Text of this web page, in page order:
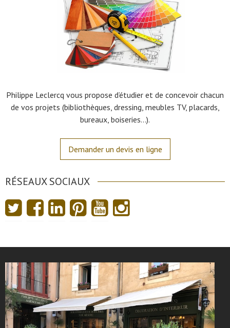
Philippe Leclercq vous propose d’étudier et de concevoir chacun
de vos projets (bibliothèques, dressing, meubles TV, placards,
bureaux, boiseries…).
Demander un devis en ligne
RÉSEAUX SOCIAUX